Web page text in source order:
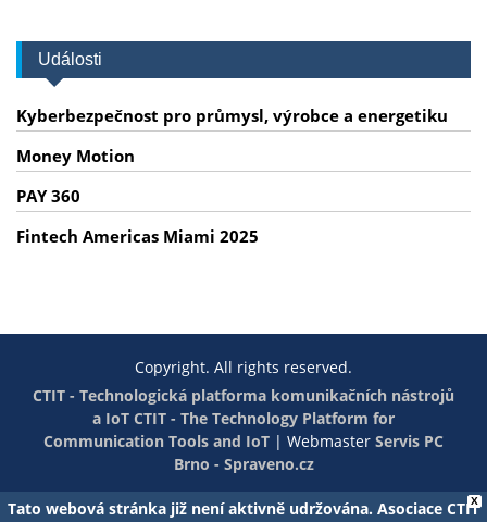
Události
Kyberbezpečnost pro průmysl, výrobce a energetiku
Money Motion
PAY 360
Fintech Americas Miami 2025
Copyright. All rights reserved.
CTIT - Technologická platforma komunikačních nástrojů
a IoT CTIT - The Technology Platform for
Communication Tools and IoT | Webmaster Servis PC
Brno - Spraveno.cz
X
Tato webová stránka již není aktivně udržována. Asociace CTIT